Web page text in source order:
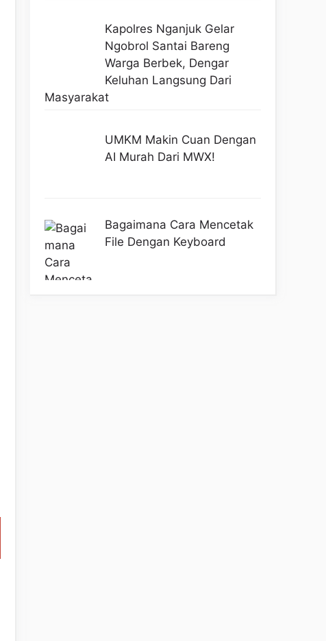
Kapolres Nganjuk Gelar
Ngobrol Santai Bareng
Warga Berbek, Dengar
Keluhan Langsung Dari
Masyarakat
UMKM Makin Cuan Dengan
AI Murah Dari MWX!
Bagaimana Cara Mencetak
File Dengan Keyboard